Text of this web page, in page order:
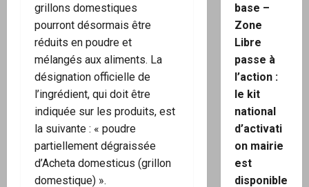
grillons domestiques
pourront désormais être
réduits en poudre et
mélangés aux aliments. La
désignation officielle de
l’ingrédient, qui doit être
indiquée sur les produits, est
la suivante : « poudre
partiellement dégraissée
d’Acheta domesticus (grillon
domestique) ».
base –
Zone
Libre
passe à
l’action :
le kit
national
d’activati
on mairie
est
disponible